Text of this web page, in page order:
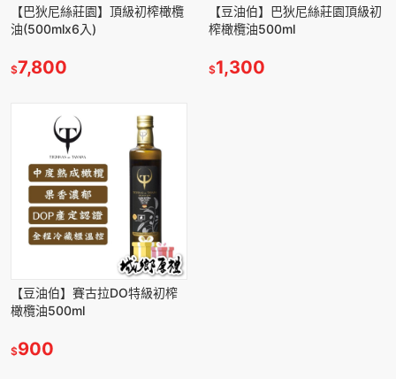
【巴狄尼絲莊園】頂級初榨橄欖
油(500mlx6入)
$7,800
【豆油伯】巴狄尼絲莊園頂級初
榨橄欖油500ml
$1,300
【豆油伯】賽古拉DO特級初榨
橄欖油500ml
$900